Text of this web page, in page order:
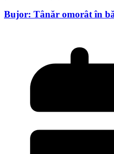
Bujor: Tânăr omorât în